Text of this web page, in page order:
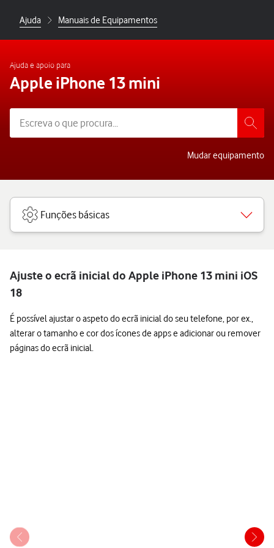
Ajuda Manuais de Equipamentos
Ajuda e apoio para
Apple iPhone 13 mini
Mudar equipamento
Funções básicas
Ajuste o ecrã inicial do Apple iPhone 13 mini iOS
18
É possível ajustar o aspeto do ecrã inicial do seu telefone, por ex.,
alterar o tamanho e cor dos ícones de apps e adicionar ou remover
páginas do ecrã inicial.